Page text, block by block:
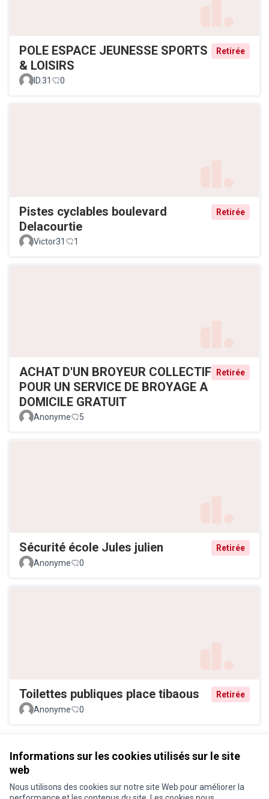
Informations sur les cookies utilisés sur le site
web
Nous utilisons des cookies sur notre site Web pour améliorer la
POLE ESPACE JEUNESSE SPORTS
& LOISIRS
Retirée
ID.31 0
Pistes cyclables boulevard
Delacourtie
Retirée
Victor31 1
ACHAT D'UN BROYEUR COLLECTIF
POUR UN SERVICE DE BROYAGE A
DOMICILE GRATUIT
Retirée
Anonyme 5
Sécurité école Jules julien
Retirée
Anonyme
0
Toilettes publiques place tibaous
Retirée
Anonyme
0
Conditions d'utilisation